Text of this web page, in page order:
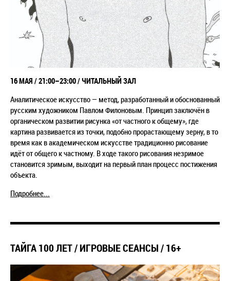
16МАЯ /21:00–23:00/ ЧИТАЛЬНЫЙ ЗАЛ
Аналитическое искусство — метод, разработанный и обоснованный
русским художником Павлом Филоновым. Принцип заключён в
органическом развитии рисунка «от частного к общему», где
картина развивается из точки, подобно прорастающему зерну, в то
время как в академическом искусстве традиционно рисование
идёт от общего к частному. В ходе такого рисования незримое
становится зримым, выходит на первый план процесс постижения
объекта.
Подробнее...
ТАЙГА 100 ЛЕТ / ИГРОВЫЕ СЕАНСЫ / 16+